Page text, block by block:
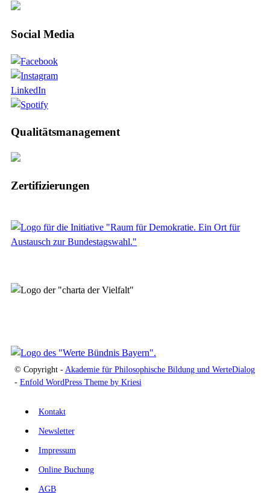
Social Media
LinkedIn
Qualitätsmanagement
Zertifizierungen
© Copyright - Akademie für Philosophische Bildung und WerteDialog
- Enfold WordPress Theme by Kriesi
Kontakt
Newsletter
Impressum
Online Buchung
AGB